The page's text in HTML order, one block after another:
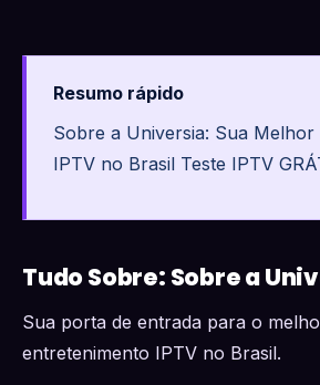
Resumo rápido
Sobre a Universia: Sua Melhor
IPTV no Brasil Teste IPTV
Tudo Sobre: Sobre a
Sua porta de entrada para o
entretenimento IPTV no Brasil.